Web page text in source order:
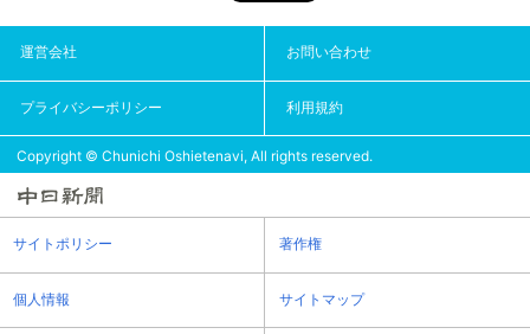
運営会社 お問い合わせ
プライバシーポリシー 利用規約
Copyright © Chunichi Oshietenavi, All rights reserved.
サイトポリシー 著作権
個人情報 サイトマップ